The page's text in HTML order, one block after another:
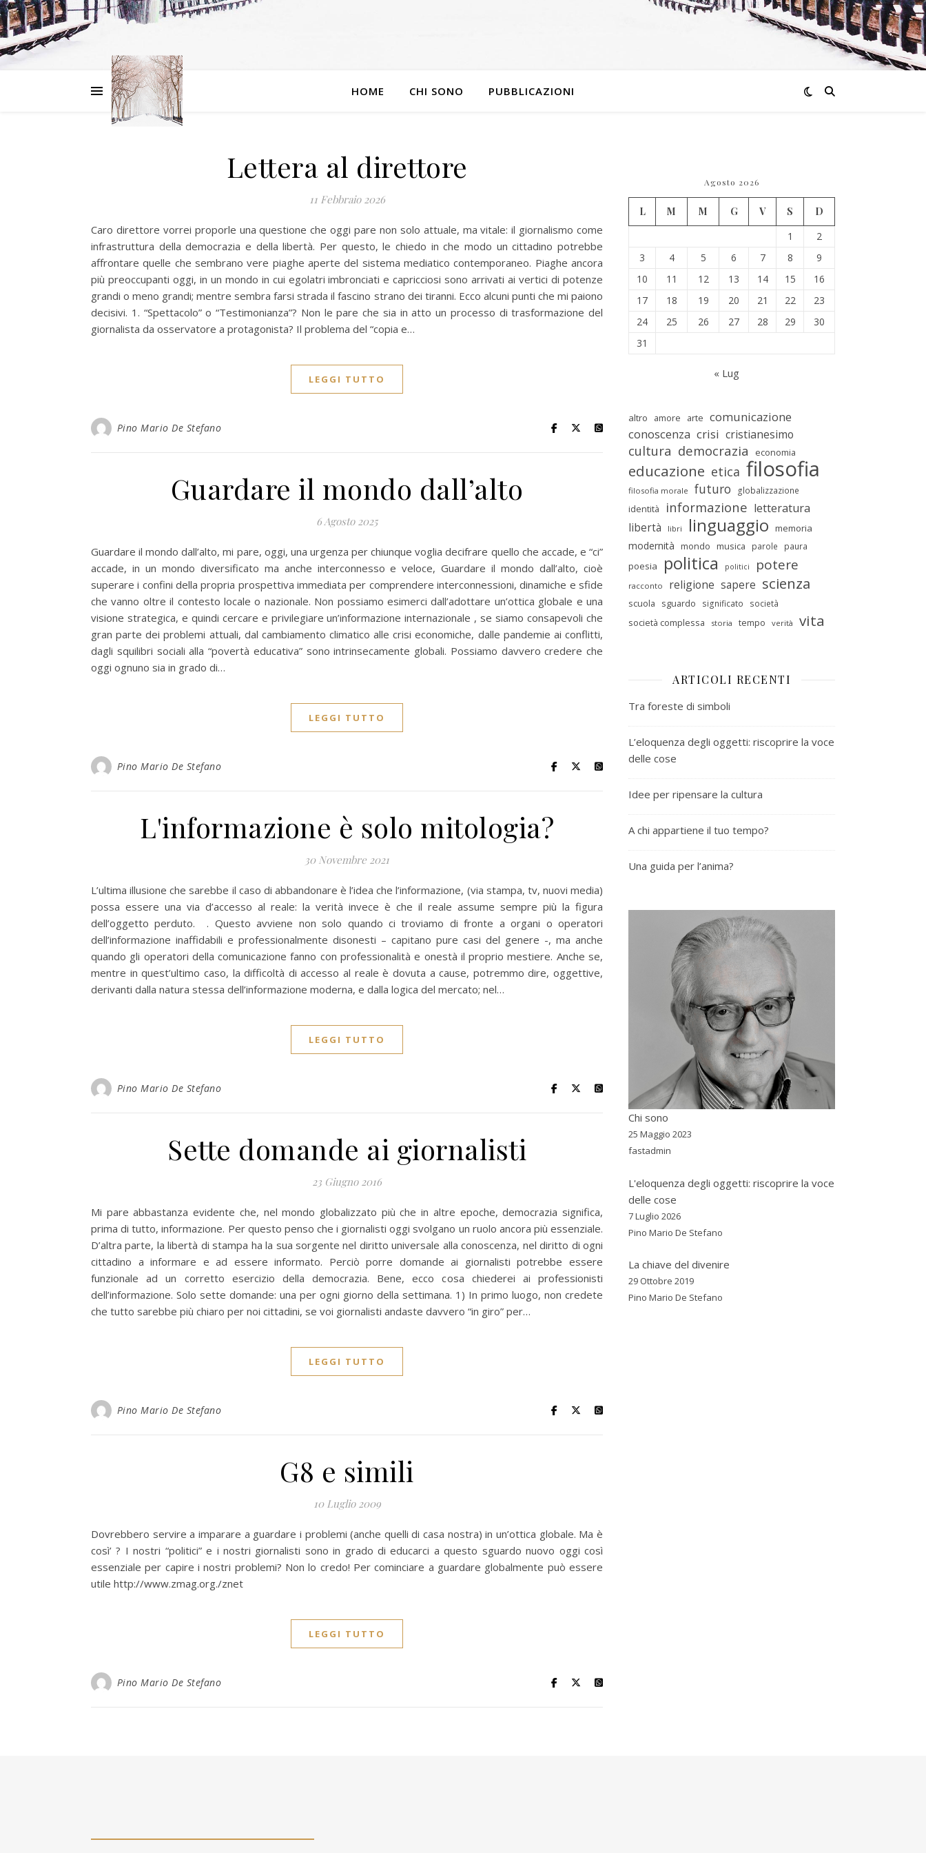
HOME CHI SONO PUBBLICAZIONI
Lettera al direttore
11 Febbraio 2026
Caro direttore vorrei proporle una questione che oggi pare non solo attuale, ma vitale: il giornalismo come
infrastruttura della democrazia e della libertà. Per questo, le chiedo in che modo un cittadino potrebbe
affrontare quelle che sembrano vere piaghe aperte del sistema mediatico contemporaneo. Piaghe ancora
più preoccupanti oggi, in un mondo in cui egolatri imbronciati e capricciosi sono arrivati ai vertici di potenze
grandi o meno grandi; mentre sembra farsi strada il fascino strano dei tiranni. Ecco alcuni punti che mi paiono
decisivi. 1. “Spettacolo” o “Testimonianza”? Non le pare che sia in atto un processo di trasformazione del
giornalista da osservatore a protagonista? Il problema del “copia e…
LEGGI TUTTO
Pino Mario De Stefano
Guardare il mondo dall’alto
6 Agosto 2025
Guardare il mondo dall’alto, mi pare, oggi, una urgenza per chiunque voglia decifrare quello che accade, e “ci”
accade, in un mondo diversificato ma anche interconnesso e veloce, Guardare il mondo dall’alto, cioè
superare i confini della propria prospettiva immediata per comprendere interconnessioni, dinamiche e sfide
che vanno oltre il contesto locale o nazionale. Non possiamo esimerci dall’adottare un’ottica globale e una
visione strategica, e quindi cercare e privilegiare un’informazione internazionale , se siamo consapevoli che
gran parte dei problemi attuali, dal cambiamento climatico alle crisi economiche, dalle pandemie ai conflitti,
dagli squilibri sociali alla “povertà educativa” sono intrinsecamente globali. Possiamo davvero credere che
oggi ognuno sia in grado di…
LEGGI TUTTO
Pino Mario De Stefano
L'informazione è solo mitologia?
30 Novembre 2021
L’ultima illusione che sarebbe il caso di abbandonare è l’idea che l’informazione, (via stampa, tv, nuovi media)
possa essere una via d’accesso al reale: la verità invece è che il reale assume sempre più la figura
dell’oggetto perduto. . Questo avviene non solo quando ci troviamo di fronte a organi o operatori
dell’informazione inaffidabili e professionalmente disonesti – capitano pure casi del genere -, ma anche
quando gli operatori della comunicazione fanno con professionalità e onestà il proprio mestiere. Anche se,
mentre in quest’ultimo caso, la difficoltà di accesso al reale è dovuta a cause, potremmo dire, oggettive,
derivanti dalla natura stessa dell’informazione moderna, e dalla logica del mercato; nel…
LEGGI TUTTO
Pino Mario De Stefano
Sette domande ai giornalisti
23 Giugno 2016
Mi pare abbastanza evidente che, nel mondo globalizzato più che in altre epoche, democrazia significa,
prima di tutto, informazione. Per questo penso che i giornalisti oggi svolgano un ruolo ancora più essenziale.
D’altra parte, la libertà di stampa ha la sua sorgente nel diritto universale alla conoscenza, nel diritto di ogni
cittadino a informare e ad essere informato. Perciò porre domande ai giornalisti potrebbe essere
funzionale ad un corretto esercizio della democrazia. Bene, ecco cosa chiederei ai professionisti
dell’informazione. Solo sette domande: una per ogni giorno della settimana. 1) In primo luogo, non credete
che tutto sarebbe più chiaro per noi cittadini, se voi giornalisti andaste davvero “in giro” per…
LEGGI TUTTO
Pino Mario De Stefano
G8 e simili
10 Luglio 2009
Dovrebbero servire a imparare a guardare i problemi (anche quelli di casa nostra) in un’ottica globale. Ma è
così’ ? I nostri “politici” e i nostri giornalisti sono in grado di educarci a questo sguardo nuovo oggi così
essenziale per capire i nostri problemi? Non lo credo! Per cominciare a guardare globalmente può essere
utile http://www.zmag.org./znet
LEGGI TUTTO
Pino Mario De Stefano
Agosto 2026
L M M G V S
D
1
2
3
4 5 6 7 8
9
10
11 12 13 14 15
16
17
18 19 20 21 22
23
24
25 26 27 28 29
30
31
« Lug
altro amore arte comunicazione
conoscenza crisi cristianesimo
cultura democrazia economia
educazione etica filosofia
filosofia morale futuro globalizzazione
identità informazione letteratura
libertà
libri linguaggio memoria
modernità mondo musica parole paura
poesia politica politici potere
racconto religione sapere scienza
scuola sguardo significato società
società complessa storia tempo verità vita
ARTICOLI RECENTI
Tra foreste di simboli
L’eloquenza degli oggetti: riscoprire la voce
delle cose
Idee per ripensare la cultura
A chi appartiene il tuo tempo?
Una guida per l’anima?
Chi sono
25 Maggio 2023
fastadmin
L'eloquenza degli oggetti: riscoprire la voce
delle cose
7 Luglio 2026
Pino Mario De Stefano
La chiave del divenire
29 Ottobre 2019
Pino Mario De Stefano